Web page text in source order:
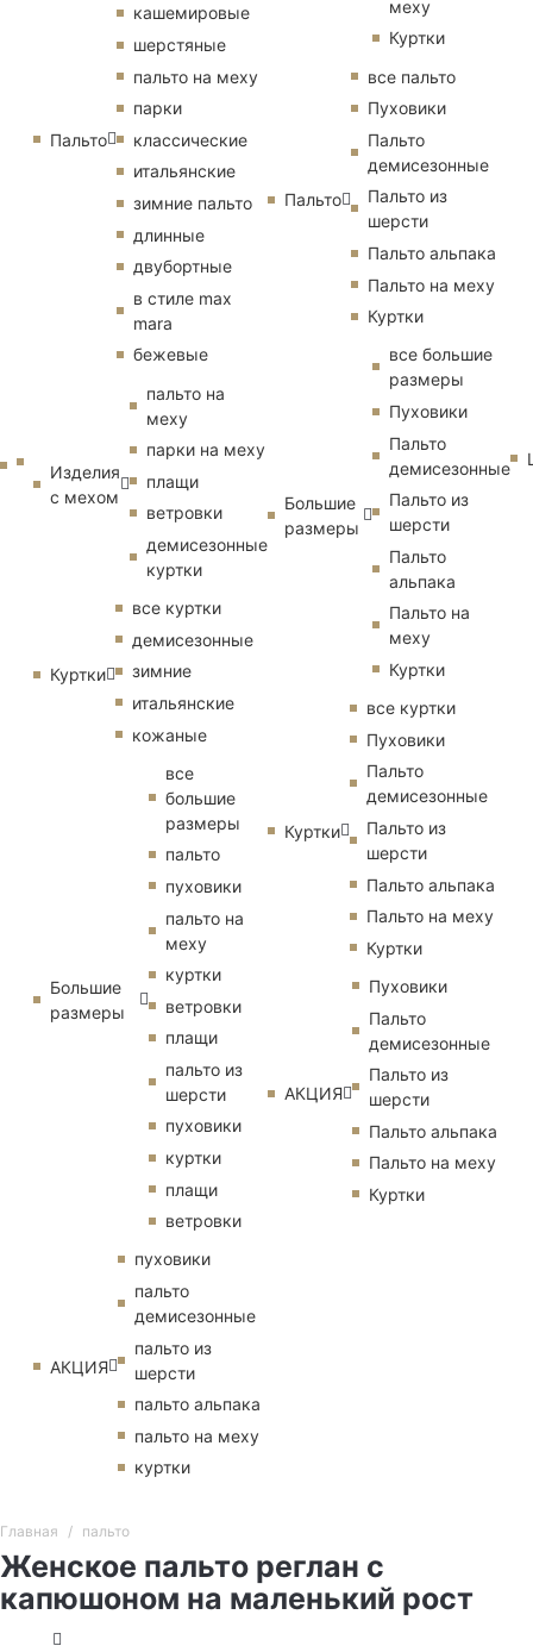
Пальто
кашемировые
шерстяные
пальто на меху
парки
классические
итальянские
зимние пальто
длинные
двубортные
в стиле max
mara
бежевые
Изделия
с мехом
пальто на
меху
парки на меху
плащи
ветровки
демисезонные
куртки
Куртки
все куртки
демисезонные
зимние
итальянские
кожаные
Большие
размеры
все
большие
размеры
пальто
пуховики
пальто на
меху
куртки
ветровки
плащи
пальто из
шерсти
пуховики
куртки
плащи
ветровки
АКЦИЯ
пуховики
пальто
демисезонные
пальто из
шерсти
пальто альпака
пальто на меху
куртки
меху
Куртки
Пальто
все пальто
Пуховики
Пальто
демисезонные
Пальто из
шерсти
Пальто альпака
Пальто на меху
Куртки
Большие
размеры
все большие
размеры
Пуховики
Пальто
демисезонные
Пальто из
шерсти
Пальто
альпака
Пальто на
меху
Куртки
Куртки
все куртки
Пуховики
Пальто
демисезонные
Пальто из
шерсти
Пальто альпака
Пальто на меху
Куртки
АКЦИЯ
Пуховики
Пальто
демисезонные
Пальто из
шерсти
Пальто альпака
Пальто на меху
Куртки
Главная пальто
Женское пальто реглан с
капюшоном на маленький рост